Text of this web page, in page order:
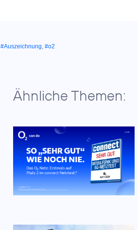
#Auszeichnung, #o2
Ähnliche Themen: